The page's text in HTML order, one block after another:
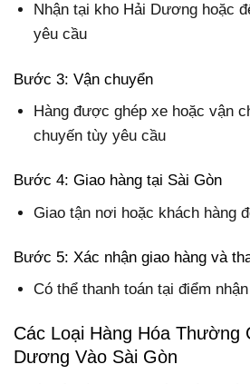
Nhận tại kho Hải Dương hoặc
yêu cầu
Bước 3: Vận chuyển
Hàng được ghép xe hoặc vận
chuyến tùy yêu cầu
Bước 4: Giao hàng tại Sài Gòn
Giao tận nơi hoặc khách hàng
Bước 5: Xác nhận giao hàng và
Có thể thanh toán tại điểm
Các Loại Hàng Hóa Thường
Dương Vào Sài Gòn